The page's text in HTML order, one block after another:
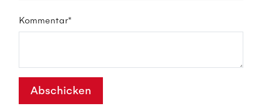
Kommentar*
Abschicken